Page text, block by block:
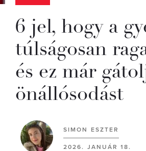
6 jel, hogy a
túlságosan
és ez már
önállósodást
SIMON ESZTER
2026. JANUÁR 18.